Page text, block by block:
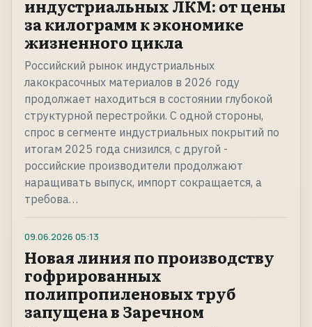
индустриальных ЛКМ: от цены
за килограмм к экономике
жизненного цикла
Российский рынок индустриальных
лакокрасочных материалов в 2026 году
продолжает находиться в состоянии глубокой
структурной перестройки. С одной стороны,
спрос в сегменте индустриальных покрытий по
итогам 2025 года снизился, с другой -
российские производители продолжают
наращивать выпуск, импорт сокращается, а
требова…
09.06.2026 05:13
Новая линия по производству
гофрированных
полипропиленовых труб
запущена в Заречном